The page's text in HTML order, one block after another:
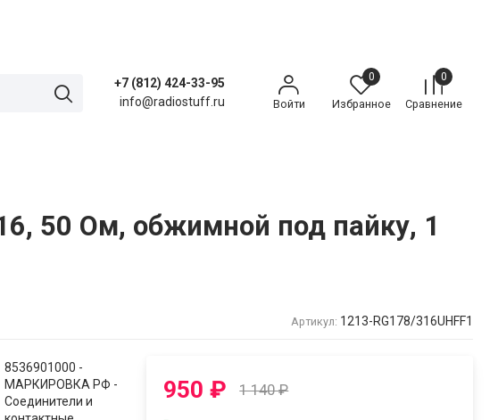
+7 (812) 424-33-95
info@radiostuff.ru
Войти
0
Избранное
0
Сравнение
50 Ом, обжимной под пайку, 1
Артикул: 1213-RG178/316UHFF1
8536901000 -
МАРКИРОВКА РФ -
Соединители и
950₽ 1 140₽